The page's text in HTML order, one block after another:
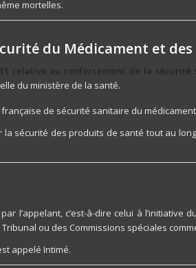
mortelles.
du Médicament et
relative au renforcement de la
du ministère de la santé.
française de sécurité sanitaire du
sécurité des produits de santé tout au
l’appelant, c’est-à-dire celui à
ou des Commissions spéciales
appelé Intimé.